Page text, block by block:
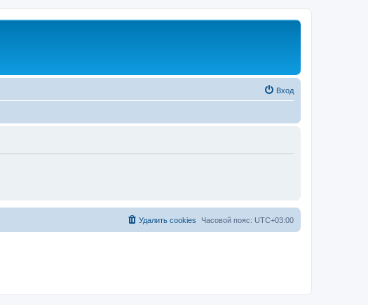
Вход
Часовой пояс: UTC+03:00
Удалить cookies